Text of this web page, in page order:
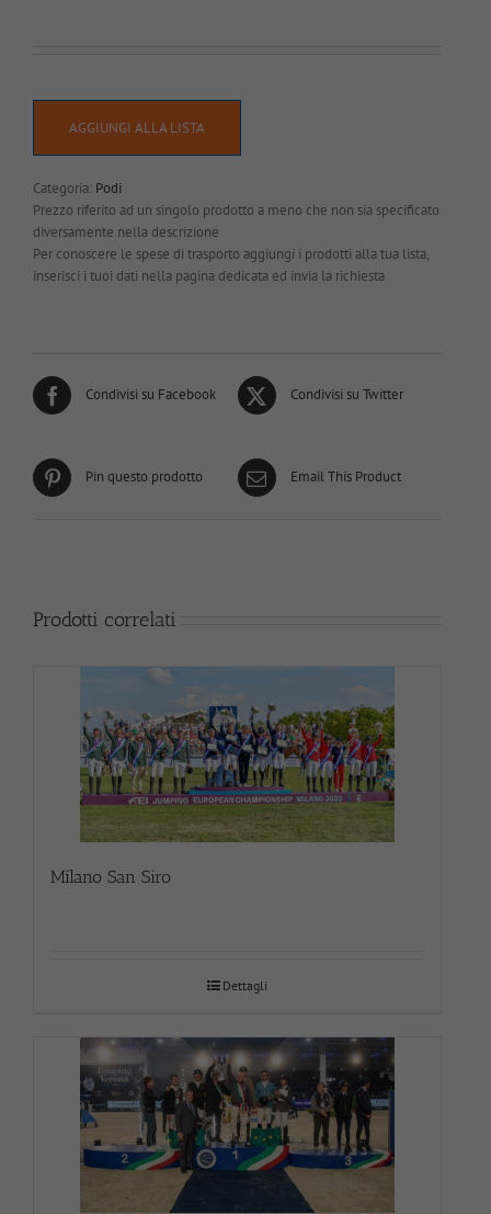
AGGIUNGI ALLA LISTA
Categoria: Podi
Prezzo riferito ad un singolo prodotto a meno che non sia specificato
diversamente nella descrizione
Per conoscere le spese di trasporto aggiungi i prodotti alla tua lista,
inserisci i tuoi dati nella pagina dedicata ed invia la richiesta
Condivisi su Facebook Condivisi su Twitter
Pin questo prodotto Email This Product
Prodotti correlati
Milano San Siro
Dettagli